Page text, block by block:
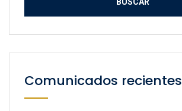
Comunicados recientes